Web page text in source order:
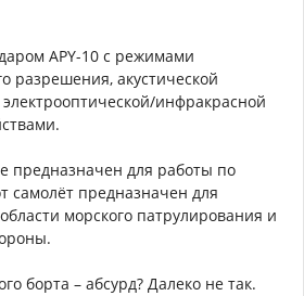
APY-10 с режимами
разрешения, акустической
инфракрасной
предназначен для работы по
самолёт предназначен для
морского патрулирования и
борта – абсурд? Далеко не так.